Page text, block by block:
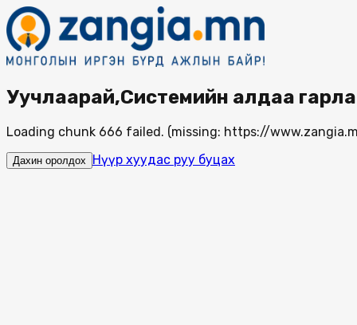
Уучлаарай,Системийн алдаа
Loading chunk 666 failed. (missing: https://
Дахин оролдох Нүүр хуудас руу буцах